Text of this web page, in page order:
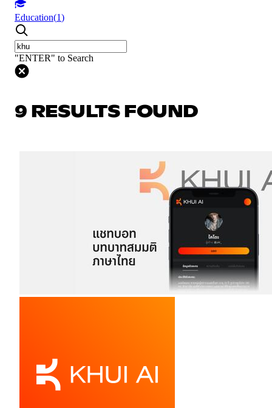
Education(1)
"ENTER" to Search
9 RESULTS FOUND